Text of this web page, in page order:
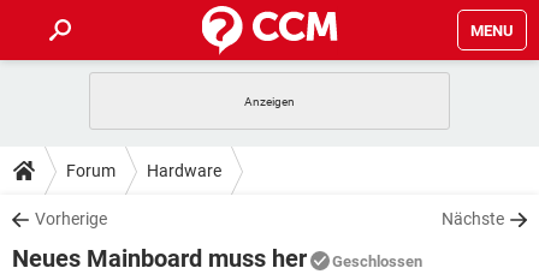
MENU
ANDROID
WINDOWS 10
WHATSAPP TIKTOK
TIPPS & TRICKS
SPIELE
DOWNLOADS
SPIELE STREAMING
Forum Hardware
Vorherige Nächste
Neues Mainboard muss her Geschlossen